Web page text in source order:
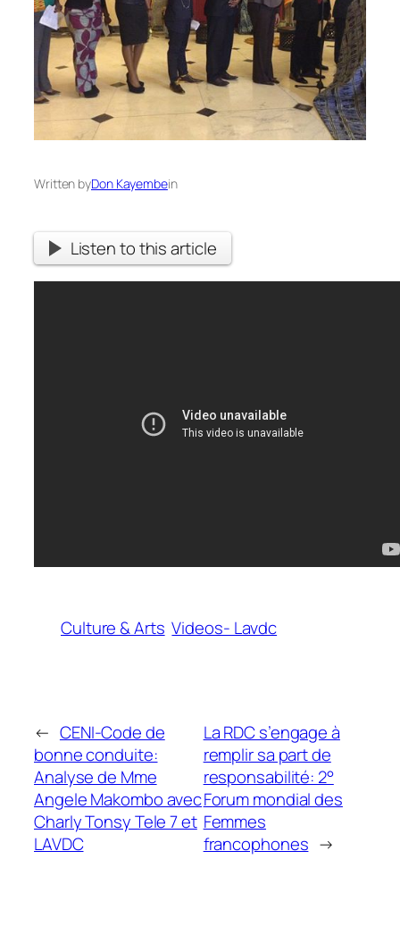
Written byDon Kayembein
Listen to this article
Culture & Arts Videos- Lavdc
← CENI-Code de
bonne conduite:
Analyse de Mme
Angele Makombo avec
Charly Tonsy Tele 7 et
LAVDC
La RDC s’engage à
remplir sa part de
responsabilité: 2°
Forum mondial des
Femmes
francophones →